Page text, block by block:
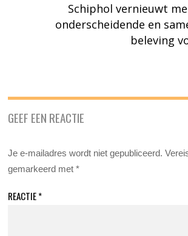
Schiphol vernieuwt
onderscheidende en
beleving
GEEF EEN REACTIE
Je e-mailadres wordt niet gepubliceerd.
gemarkeerd met*
REACTIE*